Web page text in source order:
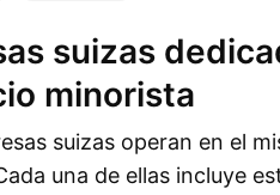
minorista
suizas operan en el
una de ellas incluye